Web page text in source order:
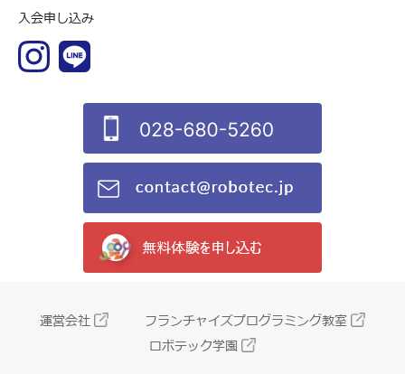
入会申し込み
運営会社
フランチャイズプログラミング教室
ロボテック学園